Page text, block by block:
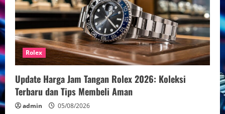
Rolex
Update Harga Jam Tangan Rolex 2026: Koleksi
Terbaru dan Tips Membeli Aman
admin 05/08/2026